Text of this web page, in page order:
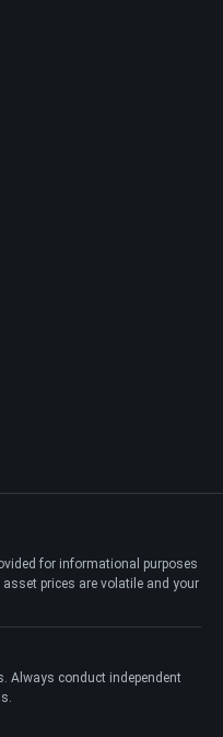
for informational purposes
prices are volatile and your
Always conduct independent